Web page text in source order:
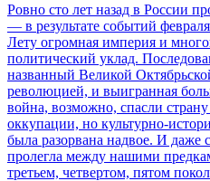
Ровно сто лет назад в России
— в результате событий
Лету огромная империя и
политический уклад.
названный Великой
революцией, и выигранная
война, возможно, спасли
оккупации, но культурно-
была разорвана надвое. И даже
пролегла между нашими
третьем, четвертом, пятом